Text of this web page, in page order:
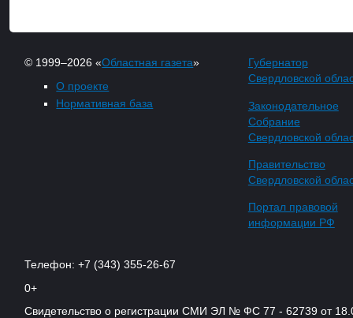
© 1999–2026 «Областная газета»
О проекте
Нормативная база
Губернатор
Свердловской
Законодательное
Собрание
Свердловской
Правительство
Свердловской
Портал правовой
информации РФ
Телефон: +7 (343) 355-26-67
0+
Свидетельство о регистрации СМИ ЭЛ № ФС 77 - 62739 от